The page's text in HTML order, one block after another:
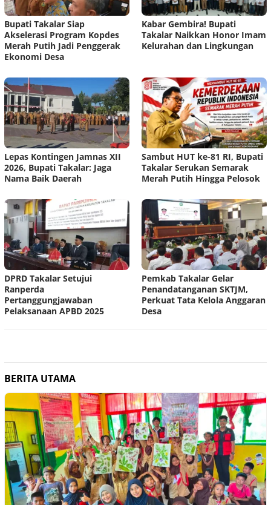
Bupati Takalar Siap
Akselerasi Program Kopdes
Merah Putih Jadi Penggerak
Ekonomi Desa
Kabar Gembira! Bupati
Takalar Naikkan Honor Imam
Kelurahan dan Lingkungan
Lepas Kontingen Jamnas XII
2026, Bupati Takalar: Jaga
Nama Baik Daerah
Sambut HUT ke-81 RI, Bupati
Takalar Serukan Semarak
Merah Putih Hingga Pelosok
DPRD Takalar Setujui
Ranperda
Pertanggungjawaban
Pelaksanaan APBD 2025
Pemkab Takalar Gelar
Penandatanganan SKTJM,
Perkuat Tata Kelola Anggaran
Desa
BERITA UTAMA